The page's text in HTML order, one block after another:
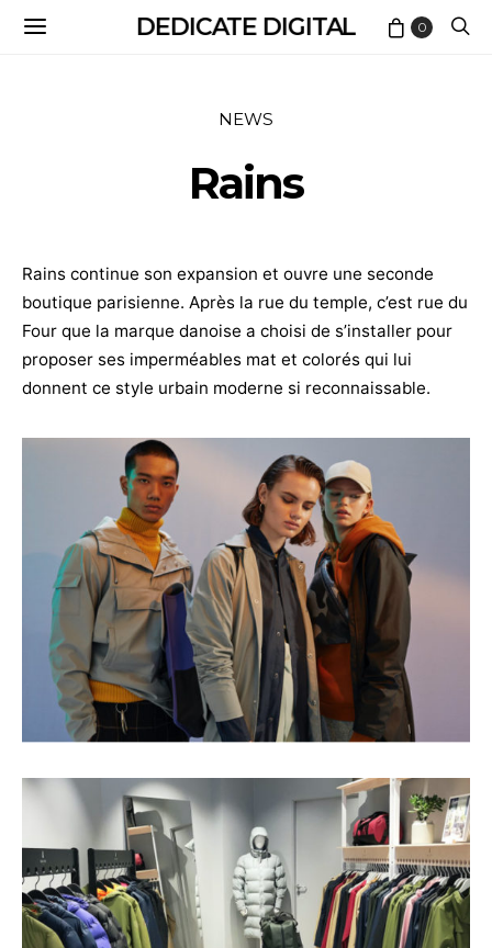
DEDICATE DIGITAL 0
NEWS
Rains
Rains continue son expansion et ouvre une seconde
boutique parisienne. Après la rue du temple, c’est rue du
Four que la marque danoise a choisi de s’installer pour
proposer ses imperméables mat et colorés qui lui
donnent ce style urbain moderne si reconnaissable.